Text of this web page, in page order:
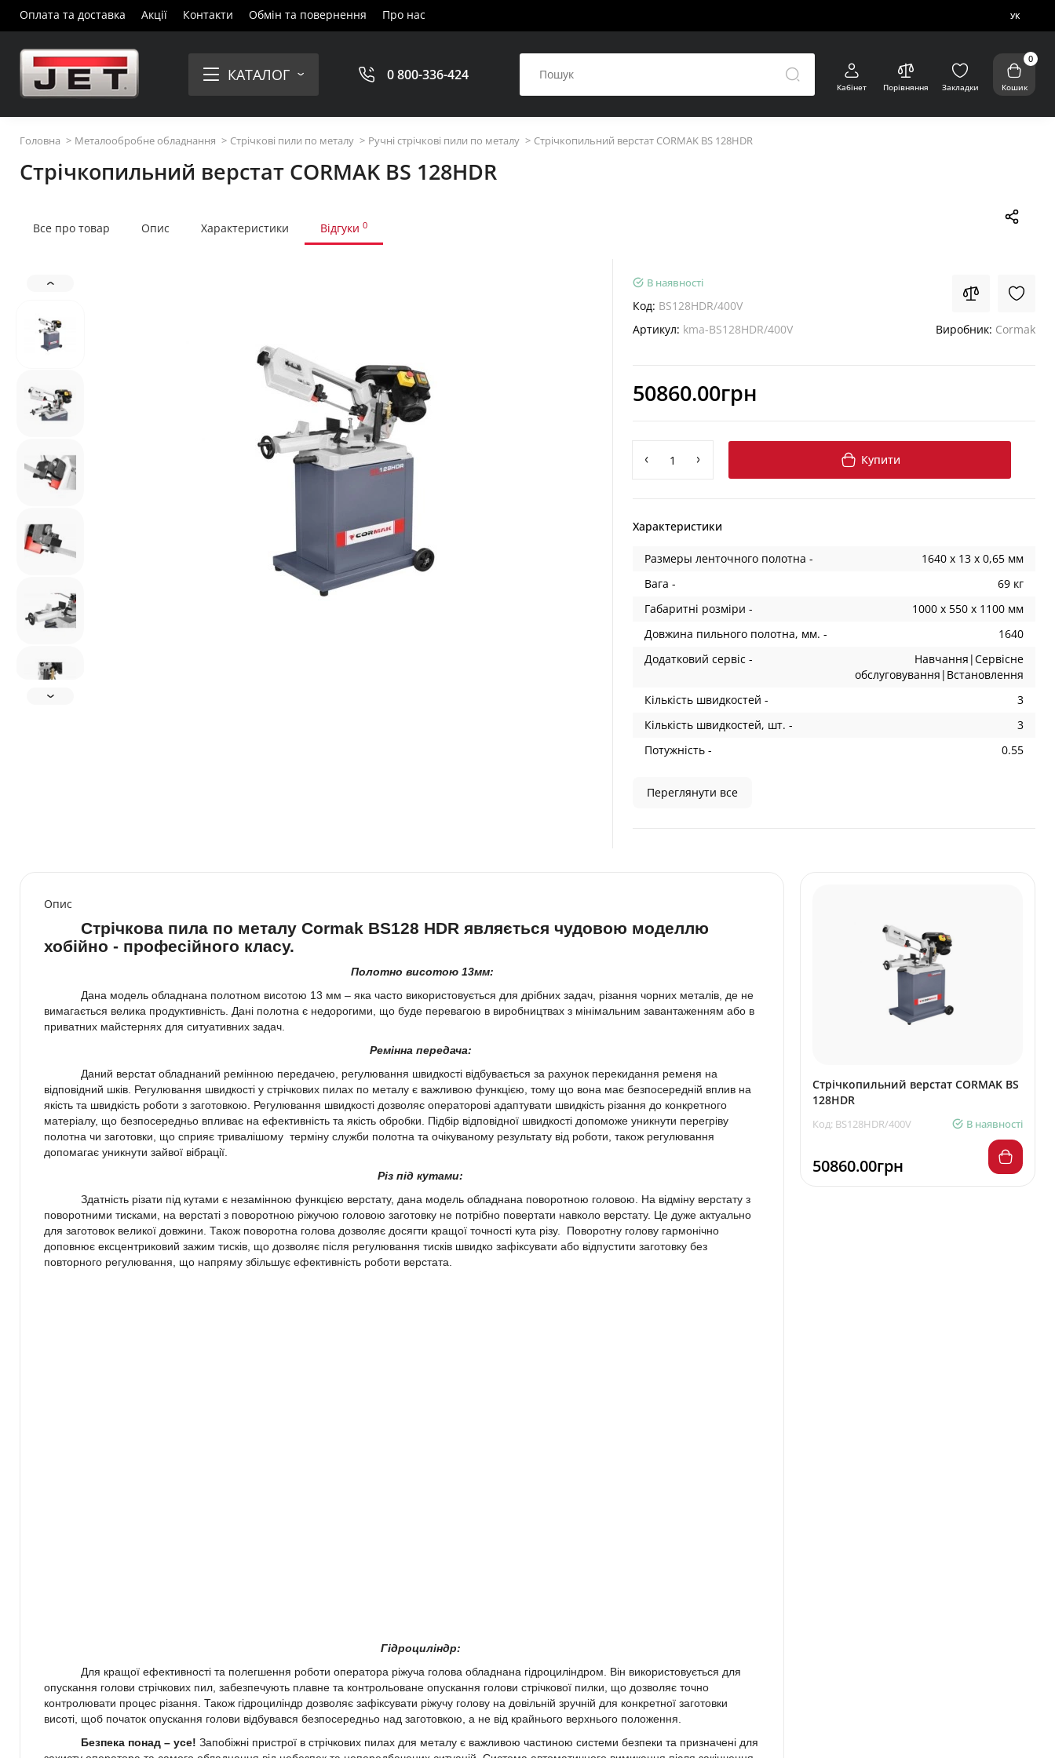
Оплата та доставка Акції Контакти Обмін та повернення Про нас УК
КАТАЛОГ 0 800-336-424
Кабінет Порівняння Закладки
0
Кошик
Головна Металообробне обладнання Стрічкові пили по металу Ручні стрічкові пили по металу Стрічкопильний верстат CORMAK BS 128HDR
Стрічкопильний верстат CORMAK BS 128HDR
Все про товар Опис Характеристики Відгуки 0
В наявності
Код: BS128HDR/400V
Артикул: kma-BS128HDR/400V Виробник: Cormak
50860.00грн
Купити
Характеристики
Размеры ленточного полотна -
1640 x 13 x 0,65 мм
Вага -
69 кг
Габаритні розміри -
1000 x 550 x 1100 мм
Довжина пильного полотна, мм. -
1640
Додатковий сервіс -
Навчання|Сервісне
обслуговування|Встановлення
Кількість швидкостей -
3
Кількість швидкостей, шт. -
3
Потужність -
0.55
Переглянути все
Опис
Стрічкова пила по металуCormak BS128 HDR являється чудовою моделлю
хобійно - професійного класу.
Полотно висотою 13мм:
Дана модель обладнана полотном висотою 13 мм – яка часто використовується для дрібних задач, різання чорних металів, де не
вимагається велика продуктивність. Дані полотна є недорогими, що буде перевагою в виробництвах з мінімальним завантаженням або в
приватних майстернях для ситуативних задач.
Ремінна передача:
Даний верстат обладнаний ремінною передачею, регулювання швидкості відбувається за рахунок перекидання ременя на
відповідний шків. Регулювання швидкості у стрічкових пилах по металу є важливою функцією, тому що вона має безпосередній вплив на
якість та швидкість роботи з заготовкою. Регулювання швидкості дозволяє операторові адаптувати швидкість різання до конкретного
матеріалу, що безпосередньо впливає на ефективність та якість обробки. Підбір відповідної швидкості допоможе уникнути перегріву
полотна чи заготовки, що сприяє тривалішому терміну служби полотна та очікуваному результату від роботи, також регулювання
допомагає уникнути зайвої вібрації.
Різ під кутами:
Здатність різати під кутами є незамінною функцією верстату, дана модель обладнана поворотною головою. На відміну верстату з
поворотними тисками, на верстаті з поворотною ріжучою головою заготовку не потрібно повертати навколо верстату. Це дуже актуально
для заготовок великої довжини. Також поворотна голова дозволяє досягти кращої точності кута різу.
Поворотну голову гармонічно
доповнює ексцентриковий зажим тисків, що дозволяє після регулювання тисків швидко зафіксувати або відпустити заготовку без
повторного регулювання, що напряму збільшує ефективність роботи верстата.
Гідроциліндр:
Для кращої ефективності та полегшення роботи оператора ріжуча голова обладнана гідроциліндром. Він використовується для
опускання голови стрічкових пил, забезпечують плавне та контрольоване опускання голови стрічкової пилки, що дозволяє точно
контролювати процес різання. Також гідроциліндр дозволяє зафіксувати ріжучу голову на довільній зручній для конкретної заготовки
висоті, щоб початок опускання голови відбувався безпосередньо над заготовкою, а не від крайнього верхнього положення.
Безпека понад – усе! Запобіжні пристрої в стрічкових пилах для металу є важливою частиною системи безпеки та призначені для
Стрічкопильний верстат CORMAK BS
128HDR
Код: BS128HDR/400V В наявності
50860.00грн